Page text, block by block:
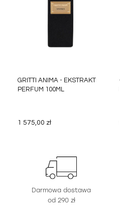
GRITTI ANIMA - EKSTRAKT
PERFUM 100ML
1 575,00 zł
Darmowa dostawa
od 290 zł